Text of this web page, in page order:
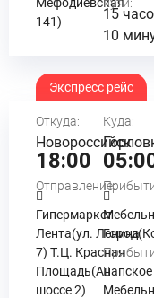
141)
15
10
Экспресс рейс
Откуда:
Новороссийск
18:00
Отправление:
Гипермаркет
Лента(ул. Ленина
7) Т.Ц. Красная
Площадь(Анапское
шоссе 2)
Куда: